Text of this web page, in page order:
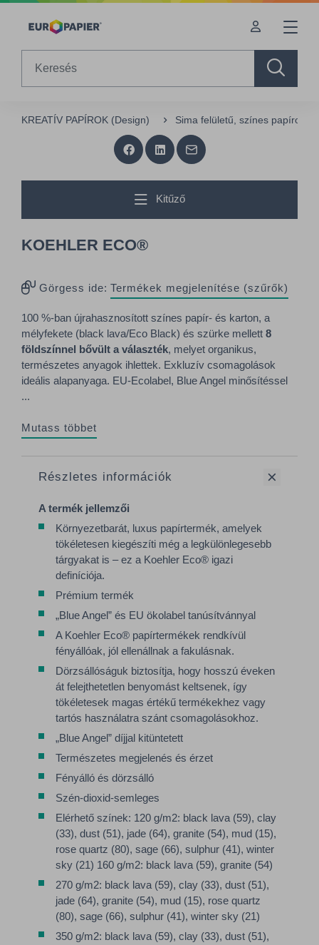
Table Of Content
KREATÍV PAPÍROK (Design) Sima felületű, színes papírok
Kitűző
KOEHLER ECO®
Görgess ide: Termékek megjelenítése (szűrők)
100 %-ban újrahasznosított színes papír- és karton, a
mélyfekete (black lava/Eco Black) és szürke mellett 8
földszínnel bővült a választék, melyet organikus,
természetes anyagok ihlettek. Exkluzív csomagolások
ideális alapanyaga. EU-Ecolabel, Blue Angel minősítéssel
...
Mutass többet
Részletes információk
A termék jellemzői
Környezetbarát, luxus papírtermék, amelyek
tökéletesen kiegészíti még a legkülönlegesebb
tárgyakat is – ez a Koehler Eco® igazi
definíciója.
Prémium termék
„Blue Angel” és EU ökolabel tanúsítvánnyal
A Koehler Eco® papírtermékek rendkívül
fényállóak, jól ellenállnak a fakulásnak.
Dörzsállóságuk biztosítja, hogy hosszú éveken
át felejthetetlen benyomást keltsenek, így
tökéletesek magas értékű termékekhez vagy
tartós használatra szánt csomagolásokhoz.
„Blue Angel” díjjal kitüntetett
Természetes megjelenés és érzet
Fényálló és dörzsálló
Szén-dioxid-semleges
Elérhető színek: 120 g/m2: black lava (59), clay
(33), dust (51), jade (64), granite (54), mud (15),
rose quartz (80), sage (66), sulphur (41), winter
sky (21) 160 g/m2: black lava (59), granite (54)
270 g/m2: black lava (59), clay (33), dust (51),
jade (64), granite (54), mud (15), rose quartz
(80), sage (66), sulphur (41), winter sky (21)
350 g/m2: black lava (59), clay (33), dust (51),